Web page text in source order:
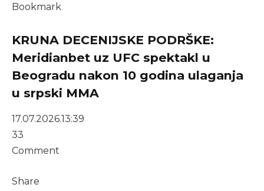
Bookmark
KRUNA DECENIJSKE PODRŠKE:
Meridianbet uz UFC spektakl u
Beogradu nakon 10 godina ulaganja
u srpski MMA
17.07.2026.13:39
33
Comment
Share